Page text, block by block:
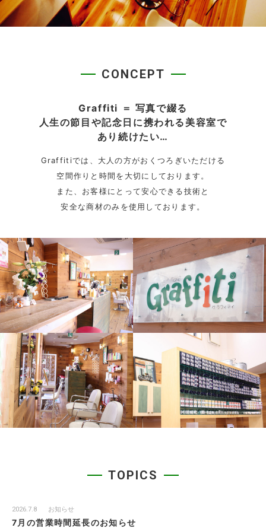
CONCEPT
Graffiti ＝ 写真で綴る
人生の節目や記念日に携われる美容室で
あり続けたい…
Graffitiでは、大人の方がおくつろぎいただける
空間作りと時間を大切にしております。
また、お客様にとって安心できる技術と
安全な商材のみを使用しております。
TOPICS
2026.7.8 お知らせ
7月の営業時間延長のお知らせ